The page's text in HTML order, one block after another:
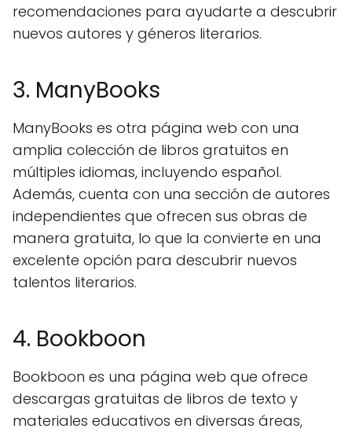
recomendaciones para ayudarte a descubrir
nuevos autores y géneros literarios.
3. ManyBooks
ManyBooks es otra página web con una
amplia colección de libros gratuitos en
múltiples idiomas, incluyendo español.
Además, cuenta con una sección de autores
independientes que ofrecen sus obras de
manera gratuita, lo que la convierte en una
excelente opción para descubrir nuevos
talentos literarios.
4. Bookboon
Bookboon es una página web que ofrece
descargas gratuitas de libros de texto y
materiales educativos en diversas áreas,